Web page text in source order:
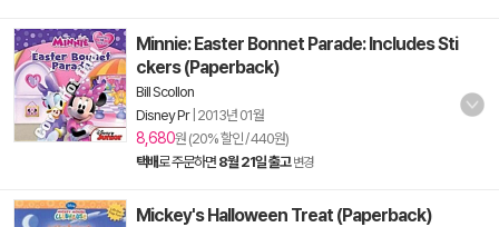
Minnie: Easter Bonnet Parade: Includes Sti
ckers (Paperback)
Bill Scollon
Disney Pr| 2013년 01월
8,680원 (20% 할인 / 440원)
택배로 주문하면 8월 21일 출고 변경
Mickey's Halloween Treat (Paperback)